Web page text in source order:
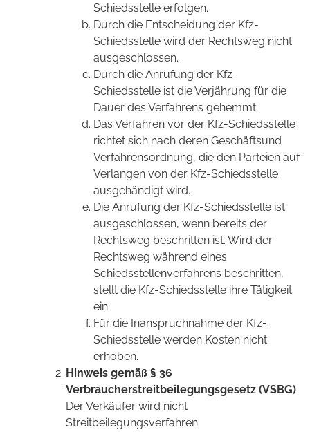
Schiedsstelle erfolgen.
Durch die Entscheidung der Kfz-
Schiedsstelle wird der Rechtsweg nicht
ausgeschlossen.
Durch die Anrufung der Kfz-
Schiedsstelle ist die Verjährung für die
Dauer des Verfahrens gehemmt.
Das Verfahren vor der Kfz-Schiedsstelle
richtet sich nach deren Geschäftsund
Verfahrensordnung, die den Parteien auf
Verlangen von der Kfz-Schiedsstelle
ausgehändigt wird.
Die Anrufung der Kfz-Schiedsstelle ist
ausgeschlossen, wenn bereits der
Rechtsweg beschritten ist. Wird der
Rechtsweg während eines
Schiedsstellenverfahrens beschritten,
stellt die Kfz-Schiedsstelle ihre Tätigkeit
ein.
Für die Inanspruchnahme der Kfz-
Schiedsstelle werden Kosten nicht
erhoben.
Hinweis gemäß § 36
Verbraucherstreitbeilegungsgesetz (VSBG)
Der Verkäufer wird nicht
Streitbeilegungsverfahren